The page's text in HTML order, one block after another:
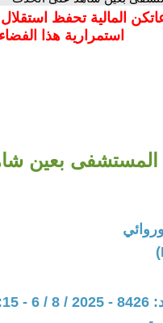
المالية تحفظ
استمرارية هذا
المستشفى بعين